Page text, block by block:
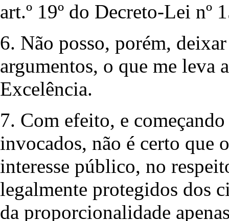
art.º 19º do Decreto-Lei nº
6. Não posso, porém,
argumentos, o que me leva
Excelência.
7. Com efeito, e
invocados, não é certo que
interesse público, no
legalmente protegidos dos
da proporcionalidade